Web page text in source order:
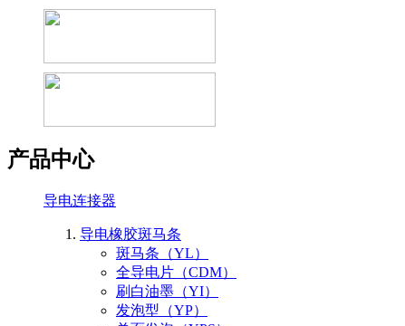
产品中心
导电连接器
导电橡胶斑马条
斑马条（YL）
全导电片（CDM）
刷白油墨（YI）
发泡型（YP）